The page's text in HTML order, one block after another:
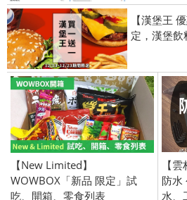
【漢堡王
定，漢堡飲
【New Limited】
WOWBOX「新品 限定」試
吃、開箱、零食列表
【
防水
水、